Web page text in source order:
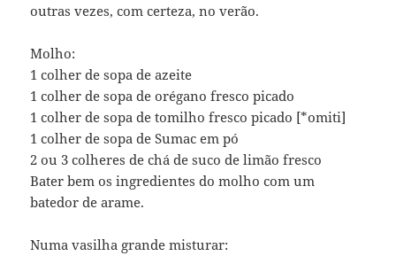
outras vezes, com certeza, no verão.
Molho:
1 colher de sopa de azeite
1 colher de sopa de orégano fresco picado
1 colher de sopa de tomilho fresco picado [*omiti]
1 colher de sopa de Sumac em pó
2 ou 3 colheres de chá de suco de limão fresco
Bater bem os ingredientes do molho com um
batedor de arame.
Numa vasilha grande misturar: